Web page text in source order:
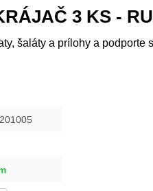
3 KS -
šaláty a prílohy a podporte